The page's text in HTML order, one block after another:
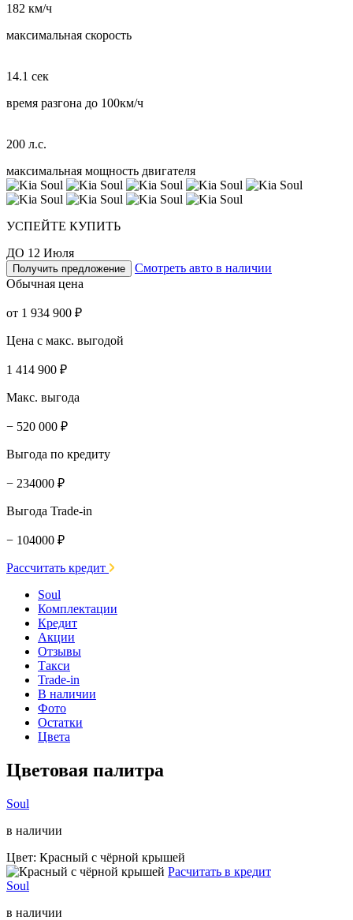
182 км/ч
максимальная скорость
14.1 сек
время разгона до 100км/ч
200 л.с.
максимальная мощность двигателя
УСПЕЙТЕ КУПИТЬ
ДО 12 Июля
Получить предложение
Смотреть авто в наличии
Обычная цена
от 1 934 900 ₽
Цена с макс. выгодой
1 414 900 ₽
Макс. выгода
− 520 000 ₽
Выгода по кредиту
− 234000 ₽
Выгода Trade-in
− 104000 ₽
Рассчитать кредит
Soul
Комплектации
Кредит
Акции
Отзывы
Такси
Trade-in
В наличии
Фото
Остатки
Цвета
Цветовая палитра
Soul
в наличии
Цвет: Красный с чёрной крышей
Расчитать в кредит
Soul
в наличии